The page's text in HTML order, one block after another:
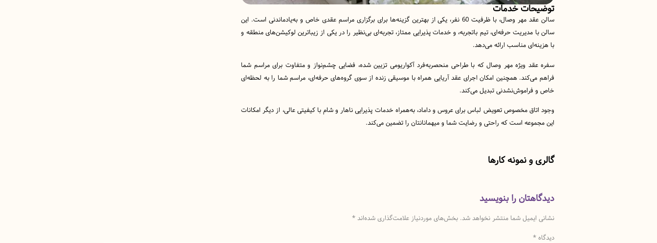
توضیحات خدمات
سالن عقد مهر وصال، با ظرفیت 60 نفر، یکی از بهترین گزینه‌ها برای برگزاری مراسم عقدی خاص و به‌یادماندنی است. این
سالن با مدیریت حرفه‌ای، تیم باتجربه، و خدمات پذیرایی ممتاز، تجربه‌ای بی‌نظیر را در یکی از زیباترین لوکیشن‌های منطقه و
با هزینه‌ای مناسب ارائه می‌دهد.
سفره عقد ویژه مهر وصال که با طراحی منحصربه‌فرد آکواریومی تزیین شده، فضایی چشم‌نواز و متفاوت برای مراسم شما
فراهم می‌کند. همچنین امکان اجرای عقد آریایی همراه با موسیقی زنده از سوی گروه‌های حرفه‌ای، مراسم شما را به لحظه‌ای
خاص و فراموش‌نشدنی تبدیل می‌کند.
وجود اتاق مخصوص تعویض لباس برای عروس و داماد، به‌همراه خدمات پذیرایی ناهار و شام با کیفیتی عالی، از دیگر امکانات
این مجموعه است که راحتی و رضایت شما و میهمانانتان را تضمین می‌کند.
گالری و نمونه کارها
دیدگاهتان را بنویسید
نشانی ایمیل شما منتشر نخواهد شد. بخش‌های موردنیاز علامت‌گذاری شده‌اند *
دیدگاه *